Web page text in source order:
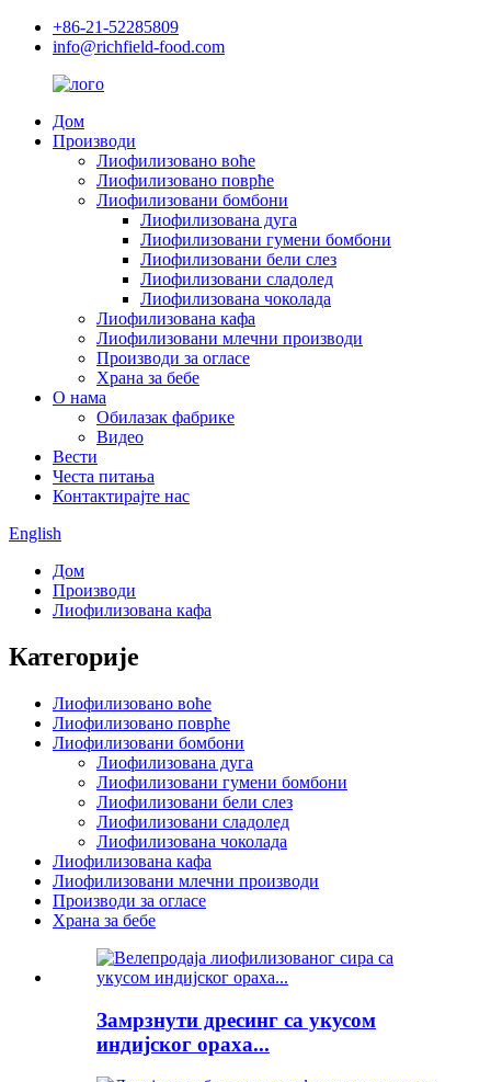
+86-21-52285809
info@richfield-food.com
Дом
Производи
Лиофилизовано воће
Лиофилизовано поврће
Лиофилизовани бомбони
Лиофилизована дуга
Лиофилизовани гумени бомбони
Лиофилизовани бели слез
Лиофилизовани сладолед
Лиофилизована чоколада
Лиофилизована кафа
Лиофилизовани млечни производи
Производи за огласе
Храна за бебе
О нама
Обилазак фабрике
Видео
Вести
Честа питања
Контактирајте нас
English
Дом
Производи
Лиофилизована кафа
Категорије
Лиофилизовано воће
Лиофилизовано поврће
Лиофилизовани бомбони
Лиофилизована дуга
Лиофилизовани гумени бомбони
Лиофилизовани бели слез
Лиофилизовани сладолед
Лиофилизована чоколада
Лиофилизована кафа
Лиофилизовани млечни производи
Производи за огласе
Храна за бебе
Замрзнути дресинг са укусом
индијског ораха...